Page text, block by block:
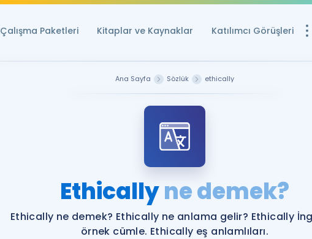
Çalışma Paketleri Kitaplar ve Kaynaklar Katılımcı Görüşleri
YDS ve YÖKDİL
Rehberlik Aracı
YDS ve YÖKDİL'e
Ana Sayfa Sözlük ethically
Ethicallyne demek?
Ethically ne demek? Ethically ne anlama gelir? Ethically
örnek cümle. Ethically eş anlamlıları.